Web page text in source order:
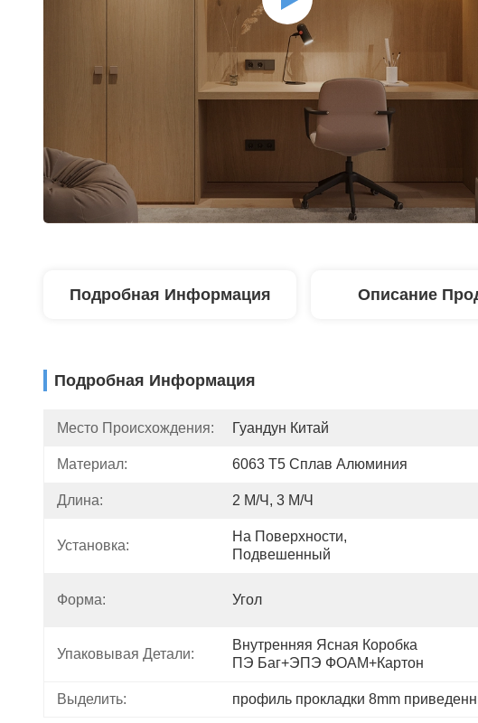
Подробная Информация Описание
Подробная Информация
Место Происхождения: Гуандун Китай
Материал: 6063 Т5 Сплав Алюминия
Длина: 2 М/ч, 3 М/ч
Установка:
На Поверхности,
Подвешенный
Форма: Угол
Упаковывая Детали:
Внутренняя Ясная Коробка
ПЭ Баг+ЭПЭ ФОАМ+Картон
Выделить: профиль прокладки 8mm